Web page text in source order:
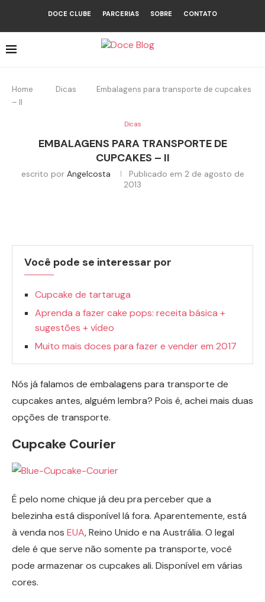
DOCE CLUBE PARCERIAS SOBRE CONTATO
Home Dicas
Embalagens para transporte de cupcakes
– II
Dicas
EMBALAGENS PARA TRANSPORTE DE
CUPCAKES – II
escrito por Angelcosta Publicado em 2 de agosto de
2013
Você pode se interessar por
Cupcake de tartaruga
Aprenda a fazer cake pops: receita básica +
sugestões + vídeo
Muito mais doces para fazer e vender em 2017
Nós já falamos de embalagens para transporte de
cupcakes antes, alguém lembra? Pois é, achei mais duas
opções de transporte.
Cupcake Courier
É pelo nome chique já deu pra perceber que a
belezinha está disponível lá fora. Aparentemente, está
à venda nos EUA, Reino Unido e na Austrália. O legal
dele é que serve não somente pa transporte, você
pode armazenar os cupcakes ali. Disponível em várias
cores.